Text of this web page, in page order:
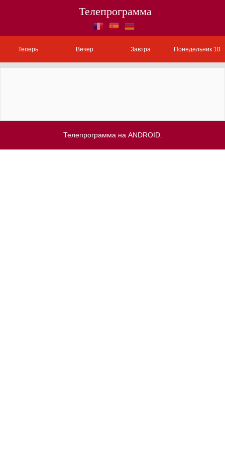
Телепрограмма
Теперь Вечер Завтра Понедельник 10
Телепрограмма на ANDROID.